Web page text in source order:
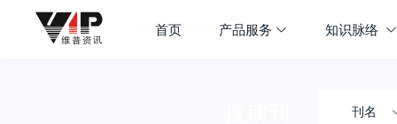
首页 产品服务 知识脉络
刊名